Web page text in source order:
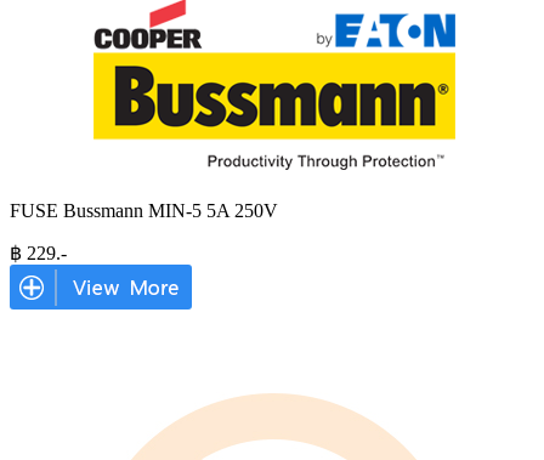
FUSE Bussmann MIN-5 5A 250V
฿ 229.-